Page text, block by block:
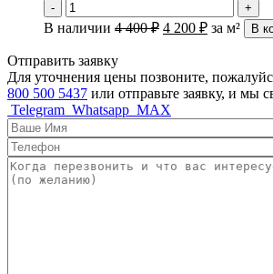
-
+
В наличии 4 400₽ 4 200 ₽ за м² В
Отправить заявку
Для уточнения цены позвоните,
800 500 5437 или отправьте заявку, и мы
Telegram Whatsapp MAX